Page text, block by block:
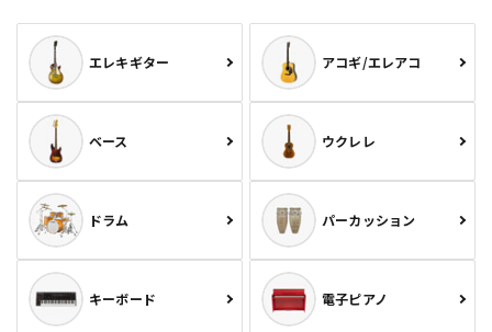
エレキギター アコギ/エレアコ
ベース ウクレレ
ドラム パーカッション
キーボード 電子ピアノ